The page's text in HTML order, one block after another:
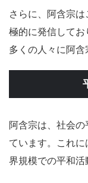
さらに、阿含宗
極的に発信してお
多くの人々に阿含
阿含宗は、社会
ています。これ
界規模での平和活